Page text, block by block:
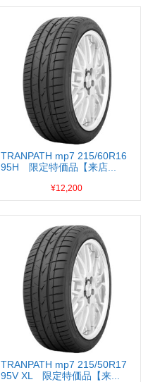
TRANPATH mp7 215/60R16
95H 限定特価品【来店...
¥12,200
TRANPATH mp7 215/50R17
95V XL 限定特価品【来...